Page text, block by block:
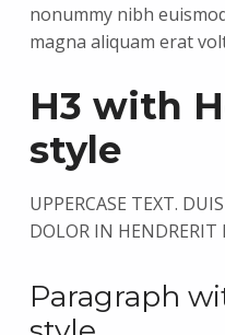
nonummy nibh
magna aliquam erat
H3 with
style
UPPERCASE TEXT.
DOLOR IN HENDRERIT
Paragraph